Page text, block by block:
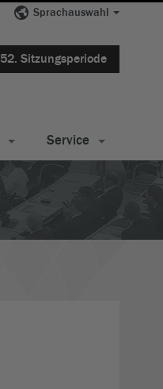
Sprachauswahl
52. Sitzungsperiode
Service